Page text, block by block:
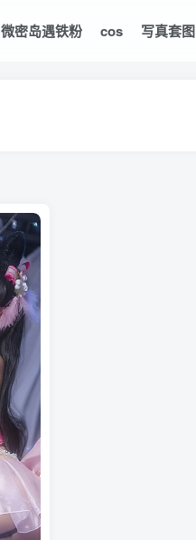
微密岛遇铁粉 cos 写真套图